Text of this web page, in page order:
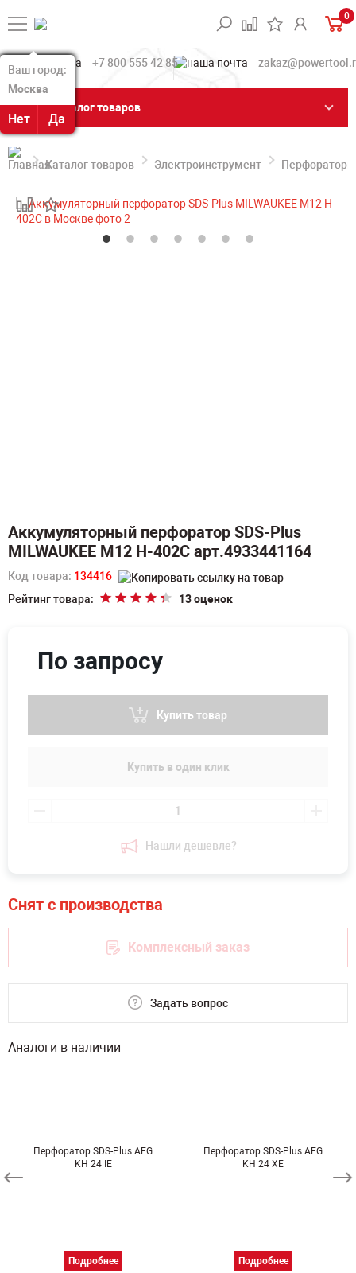
Ваш город:
Москва
Нет Да
Ваш город:
Москва
Нет Да
0
+7 800 555 42 85
Каталог товаров
Каталог товаров Электроинструмент Перфораторы
Аккумуляторный перфоратор SDS-Plus
MILWAUKEE M12 H-402C арт.4933441164
Код товара: 134416
Рейтинг товара:
13 оценок
Нашли дешевле?
По запросу
Купить товар
Купить в один клик
Комплексный заказ
Задать вопрос
Аналоги в наличии
Перфоратор SDS-Plus AEG
KH 24 IE
Подробнее
Перфоратор SDS-Plus AEG
KH 24 XE
Подробнее